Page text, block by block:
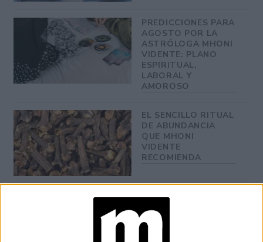
PREDICCIONES PARA
AGOSTO POR LA
ASTRÓLOGA MHONI
VIDENTE: PLANO
ESPIRITUAL,
LABORAL Y
AMOROSO
EL SENCILLO RITUAL
DE ABUNDANCIA
QUE MHONI
VIDENTE
RECOMIENDA
NÚMEROS DE LA
SUERTE SIGNO POR